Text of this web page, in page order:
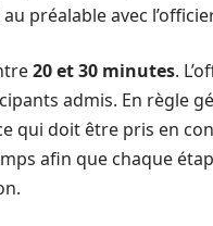
préalable avec
20 et 30 minutes.
admis. En règle
qui doit être pris en
afin que chaque